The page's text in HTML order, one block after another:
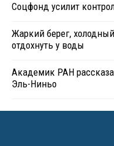
Соцфонд усилит
Жаркий берег,
отдохнуть у воды
Академик РАН
Эль-Ниньо